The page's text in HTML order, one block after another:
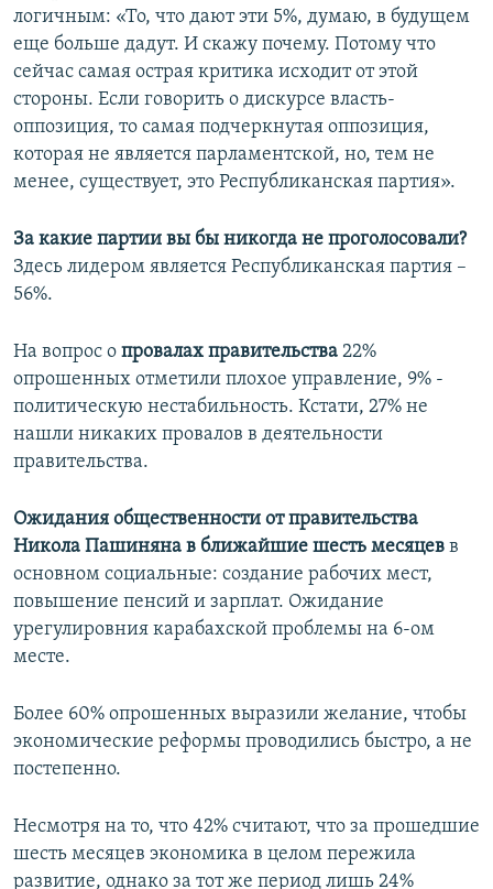
логичным: «То, что дают эти 5%, думаю, в будущем
еще больше дадут. И скажу почему. Потому что
сейчас самая острая критика исходит от этой
стороны. Если говорить о дискурсе власть-
оппозиция, то самая подчеркнутая оппозиция,
которая не является парламентской, но, тем не
менее, существует, это Республиканская партия».
За какие партии вы бы никогда не проголосовали?
Здесь лидером является Республиканская партия –
56%.
На вопрос о провалах правительства 22%
опрошенных отметили плохое управление, 9% -
политическую нестабильность. Кстати, 27% не
нашли никаких провалов в деятельности
правительства.
Ожидания общественности от правительства
Никола Пашиняна в ближайшие шесть месяцев в
основном социальные: создание рабочих мест,
повышение пенсий и зарплат. Ожидание
урегулировния карабахской проблемы на 6-ом
месте.
Более 60% опрошенных выразили желание, чтобы
экономические реформы проводились быстро, а не
постепенно.
Несмотря на то, что 42% считают, что за прошедшие
шесть месяцев экономика в целом пережила
развитие, однако за тот же период лишь 24%